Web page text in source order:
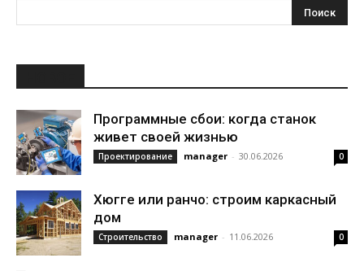
Программные сбои: когда станок
живет своей жизнью
Проектирование manager - 30.06.2026 0
Хюгге или ранчо: строим каркасный
дом
Строительство manager - 11.06.2026 0